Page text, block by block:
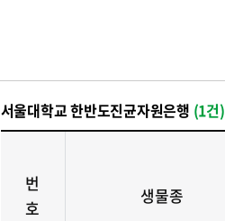
서울대학교 한반도진균자원은행 (1건)
번
호
생물종